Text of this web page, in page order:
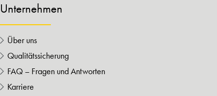
Unternehmen
Über uns
Qualitätssicherung
FAQ – Fragen und Antworten
Karriere